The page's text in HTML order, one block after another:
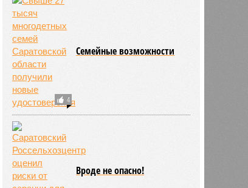
4
Семейные возможности
Вроде не опасно!